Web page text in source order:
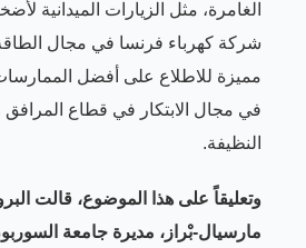
الغامرة، مثل الزيارات الميدانية
شركة كهرباء فرنسا في مجال
مميزة للاطلاع على أفضل الممارسات
في مجال الابتكار في قطاع المرافق
النظيفة.
وتعليقاً على هذا الموضوع، قالت
مارسيال-بْراز، مديرة جامعة